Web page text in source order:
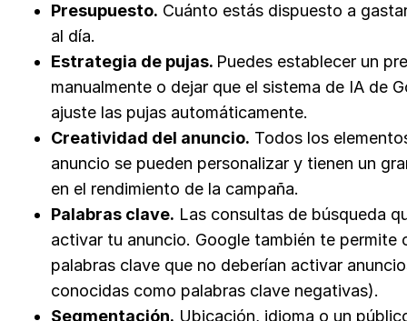
Presupuesto. Cuánto estás dispuesto a
al día.
Estrategia de pujas. Puedes establecer un
manualmente o dejar que el sistema de IA de
ajuste las pujas automáticamente.
Creatividad del anuncio. Todos los
anuncio se pueden personalizar y tienen un
en el rendimiento de la campaña.
Palabras clave. Las consultas de búsqueda
activar tu anuncio. Google también te permite
palabras clave que no deberían activar
conocidas como palabras clave negativas).
Segmentación. Ubicación, idioma o un